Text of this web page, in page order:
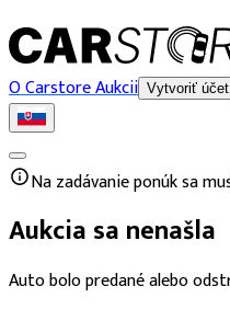
O Carstore Aukcii Vytvoriť účet
Na zadávanie ponúk sa
Aukcia sa nenašla
Auto bolo predané alebo